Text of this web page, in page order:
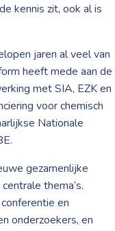
kennis zit, ook al is
jaren al veel van
heeft mede aan de
met SIA, EZK en
voor chemisch
Nationale
gezamenlijke
thema’s.
en
onderzoekers, en